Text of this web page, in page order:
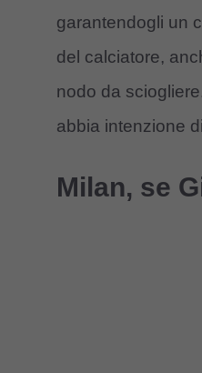
garantendogli un
del calciatore,
nodo da
abbia intenzione
Milan, se